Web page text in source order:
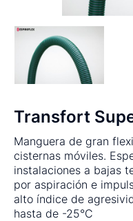
Transfort
Manguera de gran
cisternas móviles.
instalaciones a bajas
por aspiración e
alto índice de
hasta de -25°C